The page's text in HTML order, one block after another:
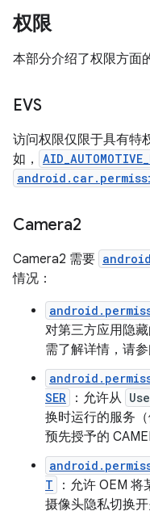
权限
本部分介绍了权限方面
EVS
访问权限仅限于具有特
如，
Camera2
Camera2 需要
情况：
对第三方应用隐
需了解详情，请参
SER
：允许从
换时运行的服务
预先授予的
T
：允许 OEM
摄像头隐私切换开